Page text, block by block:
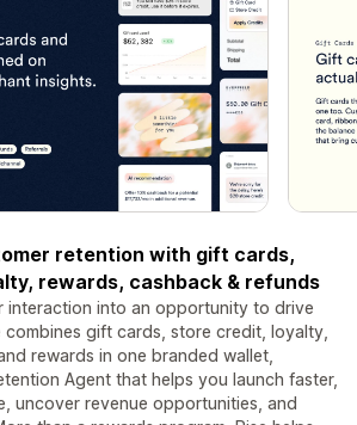
retention with gift cards,
rewards, cashback & refunds
interaction into an opportunity to drive
combines gift cards, store credit, loyalty,
rewards in one branded wallet,
Agent that helps you launch faster,
uncover revenue opportunities, and